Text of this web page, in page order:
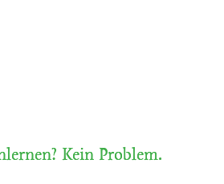
Kein Problem.